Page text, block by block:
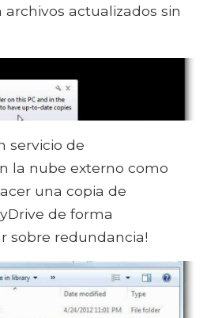
actualizados sin
servicio de
la nube externo como
una copia de
de forma
sobre redundancia!